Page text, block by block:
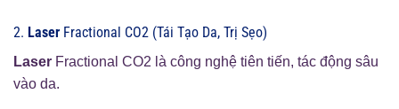
2. Laser Fractional CO2 (Tái Tạo Da, Trị Sẹo)
Laser Fractional CO2 là công nghệ tiên tiến, tác động sâu
vào da.